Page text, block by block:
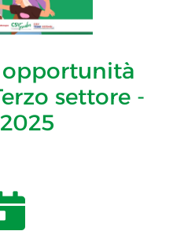
settore -